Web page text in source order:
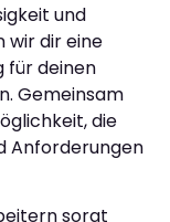
und
wir dir eine
für deinen
Gemeinsam
die
Anforderungen
sorgt